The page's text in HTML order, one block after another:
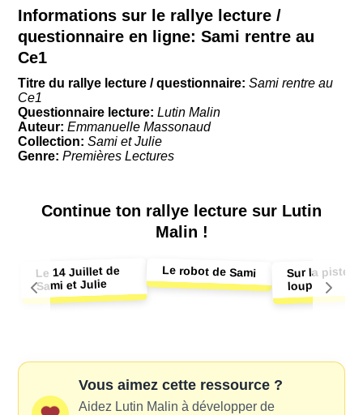
Informations sur le rallye lecture /
questionnaire en ligne:Sami rentre au
Ce1
Titre du rallye lecture / questionnaire:Sami rentre au
Ce1
Questionnaire lecture:Lutin Malin
Auteur:Emmanuelle Massonaud
Collection:Sami et Julie
Genre:Premières Lectures
Continue ton rallye lecture sur Lutin
Malin !
Le 14 Juillet de
Sami et Julie
Le robot de Sami Sur la piste
loup
Vous aimez cette ressource ?
Aidez Lutin Malin à développer de